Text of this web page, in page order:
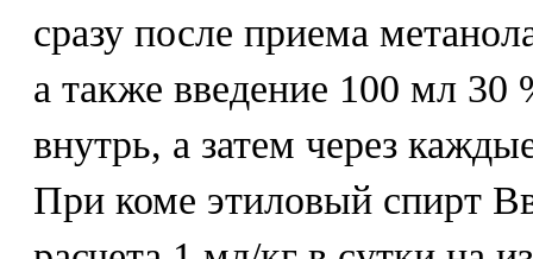
сразу после приема
а также введение 100 мл 30
внутрь, а затем через
При коме этиловый спирт